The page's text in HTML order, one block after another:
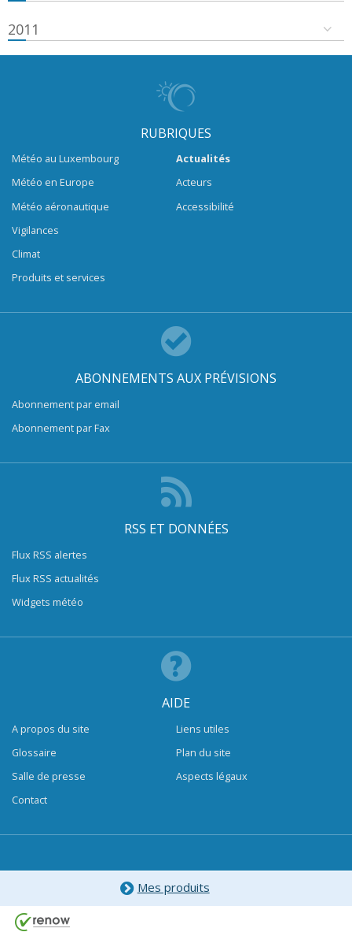
2011
RUBRIQUES
Météo au Luxembourg
Météo en Europe
Météo aéronautique
Vigilances
Climat
Produits et services
Actualités
Acteurs
Accessibilité
ABONNEMENTS AUX PRÉVISIONS
Abonnement par email
Abonnement par Fax
RSS ET DONNÉES
Flux RSS alertes
Flux RSS actualités
Widgets météo
AIDE
A propos du site
Glossaire
Salle de presse
Contact
Liens utiles
Plan du site
Aspects légaux
Mes produits